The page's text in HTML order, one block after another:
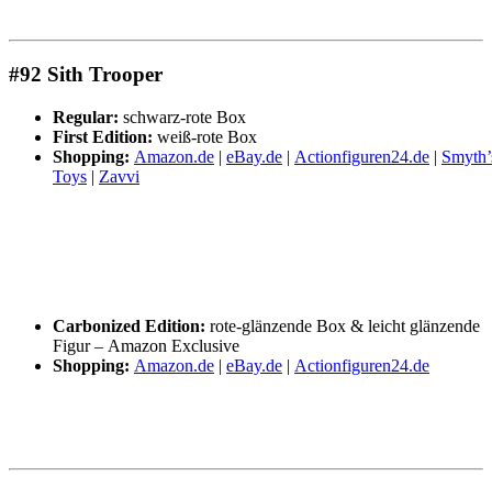
#92 Sith Trooper
Regular: schwarz-rote Box
First Edition: weiß-rote Box
Shopping: Amazon.de | eBay.de | Actionfiguren24.de |
Toys | Zavvi
Carbonized Edition: rote-glänzende Box & leicht glänzende
Figur – Amazon Exclusive
Shopping: Amazon.de | eBay.de | Actionfiguren24.de